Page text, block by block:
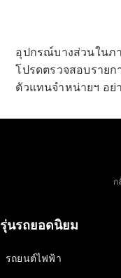
รถยนต์
ทดลองขับ
Mercedes-
Benz Online
All Coupés
Mercedes-
อุปกรณ์บางส่วนในภ
โปรดตรวจสอบราย
ตัวแทนจำหน่ายฯ อย่
รุ่นรถยอดนิยม
รถยนต์ไฟฟ้า